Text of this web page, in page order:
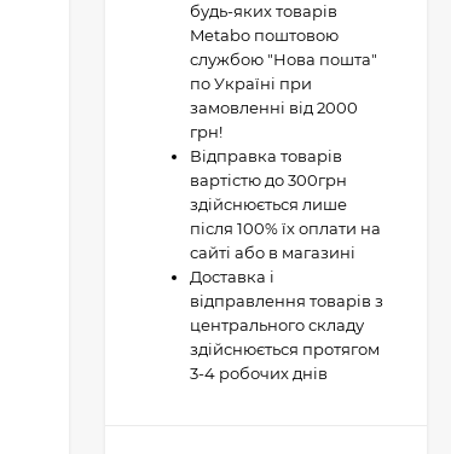
будь-яких товарів
Metabo поштовою
службою "Нова пошта"
по Україні при
замовленні від 2000
грн!
Відправка товарів
вартістю до 300грн
здійснюється лише
після 100% їх оплати на
сайті або в магазині
Доставка і
відправлення товарів з
центрального складу
здійснюється протягом
3-4 робочих днів